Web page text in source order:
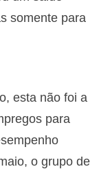
somente para
esta não foi a
para
o grupo de